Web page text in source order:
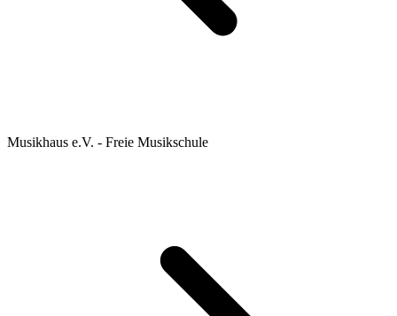
Musikhaus e.V. - Freie Musikschule